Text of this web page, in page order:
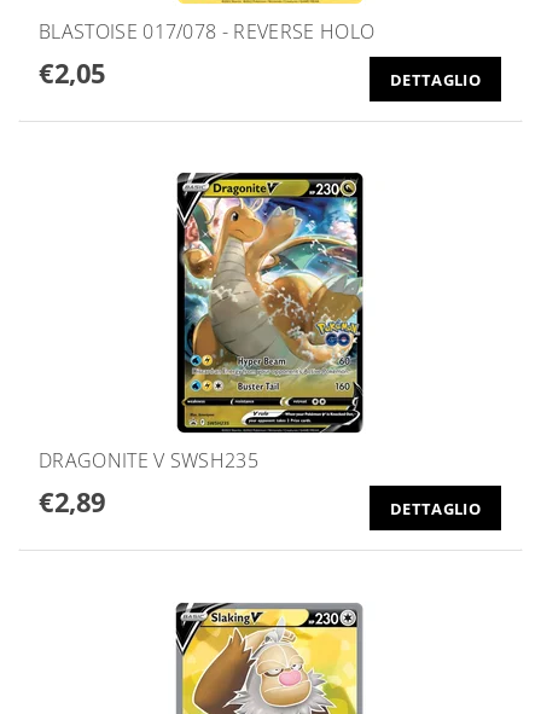
BLASTOISE 017/078 - REVERSE HOLO
€2,05 DETTAGLIO
DRAGONITE V SWSH235
€2,89 DETTAGLIO